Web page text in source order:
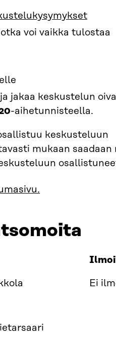
voi vaikka tulostaa
jakaa keskustelun
-aihetunnisteella.
keskusteluun
mukaan saadaan
Ei